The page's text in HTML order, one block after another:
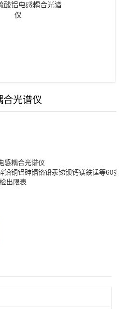
合光谱仪
感耦合光谱仪
铅铜铝砷镉铬铅汞锑钡钙镁鉄锰等60多
出限表